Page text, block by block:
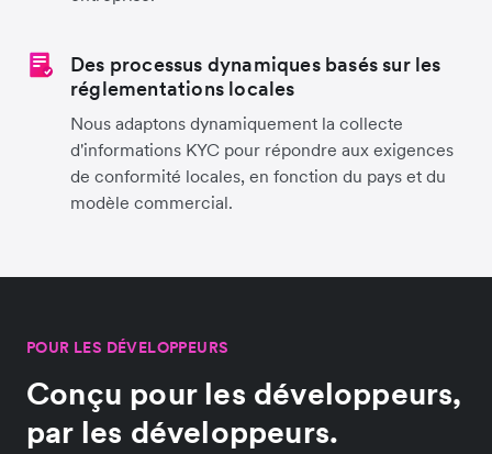
Des processus dynamiques basés sur les
réglementations locales
Nous adaptons dynamiquement la collecte
d'informations KYC pour répondre aux exigences
de conformité locales, en fonction du pays et du
modèle commercial.
POUR LES DÉVELOPPEURS
Conçu pour les développeurs,
par les développeurs.